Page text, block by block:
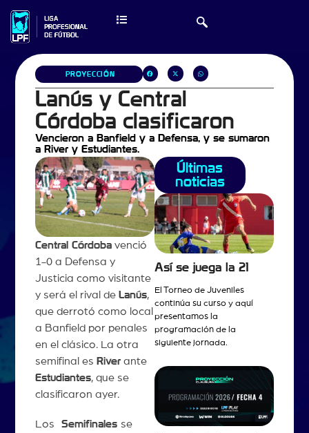
PROYECCIÓN
Lanús y Central
Córdoba clasificaron
Vencieron a Banfield y a Defensa, y se sumaron
a River y Estudiantes.
Central Córdobavenció
1-0 a Defensa y
Justicia como visitante
y será el rival de Lanús,
que derrotó como local
a Banfield por penales
en el clásico. La otra
semifinal es Riverante
Estudiantes, que se
clasificaron ayer.
Los Semifinales se
Últimas
noticias
Así se juega la 21
El Torneo de Juveniles
continúa su curso y aquí
presentamos la
programación de la
siguiente jornada.